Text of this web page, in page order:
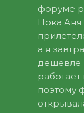
форуме
Пока Аня
а я
дешевле
поэтому